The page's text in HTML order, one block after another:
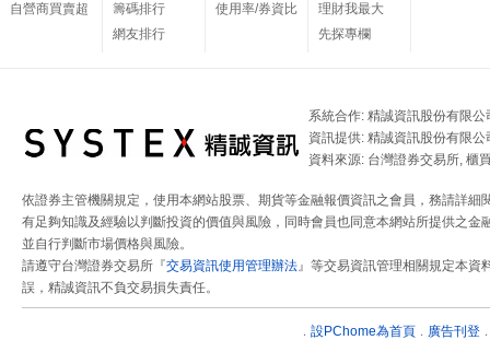
自營商買賣超
籌碼排行
網友排行
使用率/券資比
理財我最大
先探專欄
系統合作: 精誠資訊股份有限公
資訊提供: 精誠資訊股份有限公
資料來源: 台灣證券交易所, 櫃
依證券主管機關規定，使用本網站股票、期貨等金融報價資訊之會員，務請詳細
有足夠知識及經驗以判斷投資的價值與風險，同時會員也同意本網站所提供之
並自行判斷市場價格與風險。
請遵守台灣證券交易所『交易資訊使用管理辦法』等交易資訊管理相關規定本資
誤，精誠資訊不負交易損失責任。
．設PChome為首頁 ． 廣告刊登